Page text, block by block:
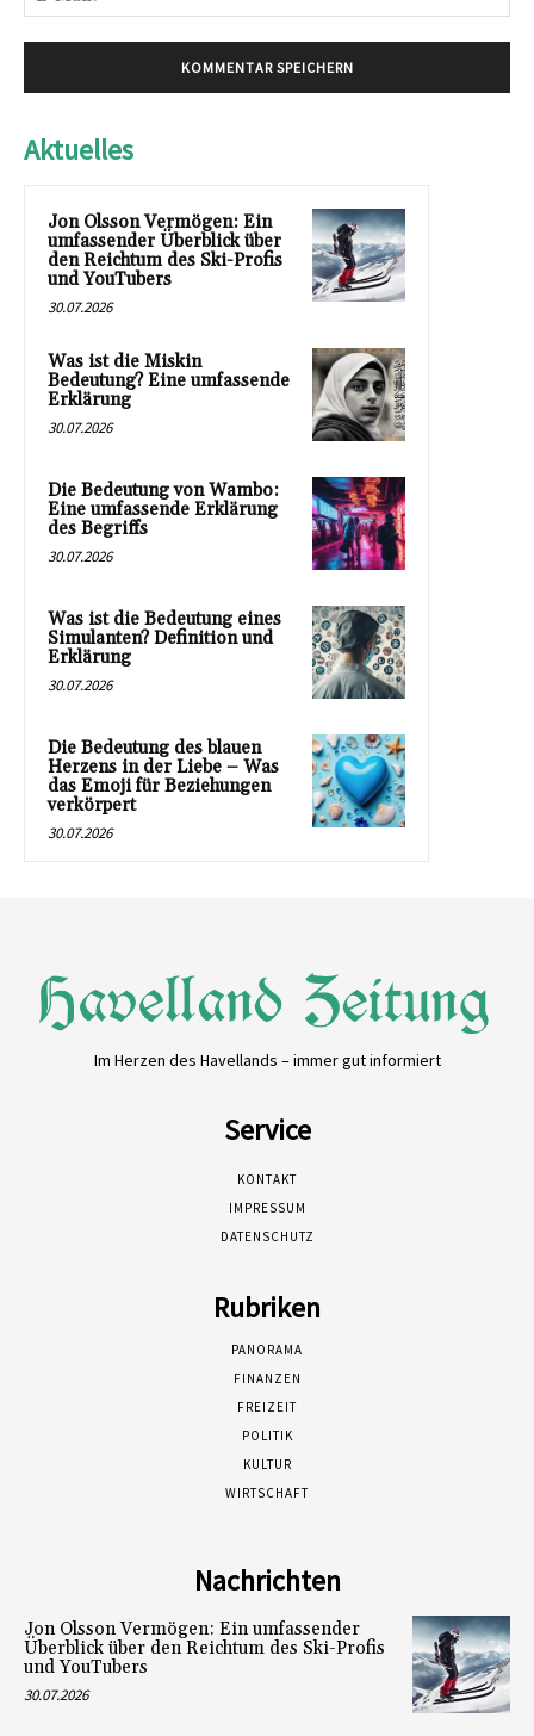
Aktuelles
Jon Olsson Vermögen: Ein
umfassender Überblick über
den Reichtum des Ski-Profis
und YouTubers
30.07.2026
Was ist die Miskin
Bedeutung? Eine umfassende
Erklärung
30.07.2026
Die Bedeutung von Wambo:
Eine umfassende Erklärung
des Begriffs
30.07.2026
Was ist die Bedeutung eines
Simulanten? Definition und
Erklärung
30.07.2026
Die Bedeutung des blauen
Herzens in der Liebe – Was
das Emoji für Beziehungen
verkörpert
30.07.2026
Im Herzen des Havellands – immer gut informiert
Service
KONTAKT
IMPRESSUM
DATENSCHUTZ
Rubriken
PANORAMA
FINANZEN
FREIZEIT
POLITIK
KULTUR
WIRTSCHAFT
Nachrichten
Jon Olsson Vermögen: Ein umfassender
Überblick über den Reichtum des Ski-Profis
und YouTubers
30.07.2026